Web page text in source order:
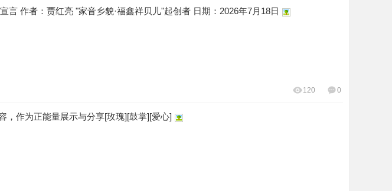
作者：贾红亮 "家音乡貌·福鑫祥贝儿"起创者 日期：2026年7月18日
0
120
，作为正能量展示与分享[玫瑰][鼓掌][爱心]